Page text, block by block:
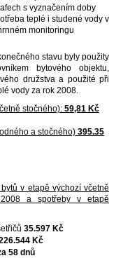
s vyznačením doby
teplé i studené vody v
monitoringu
stavu byly použity
bytového objektu,
družstva a použité při
vody za rok 2008.
stočného): 59,81 Kč
a stočného) 395.35
v etapě výchozí včetně
a spotřeby v etapě
35.597 Kč
Kč
58 dnů